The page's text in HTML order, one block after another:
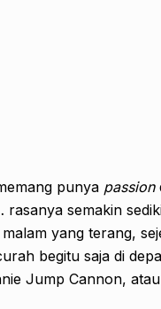
punya passion
semakin
yang terang,
begitu saja di
Jump Cannon,